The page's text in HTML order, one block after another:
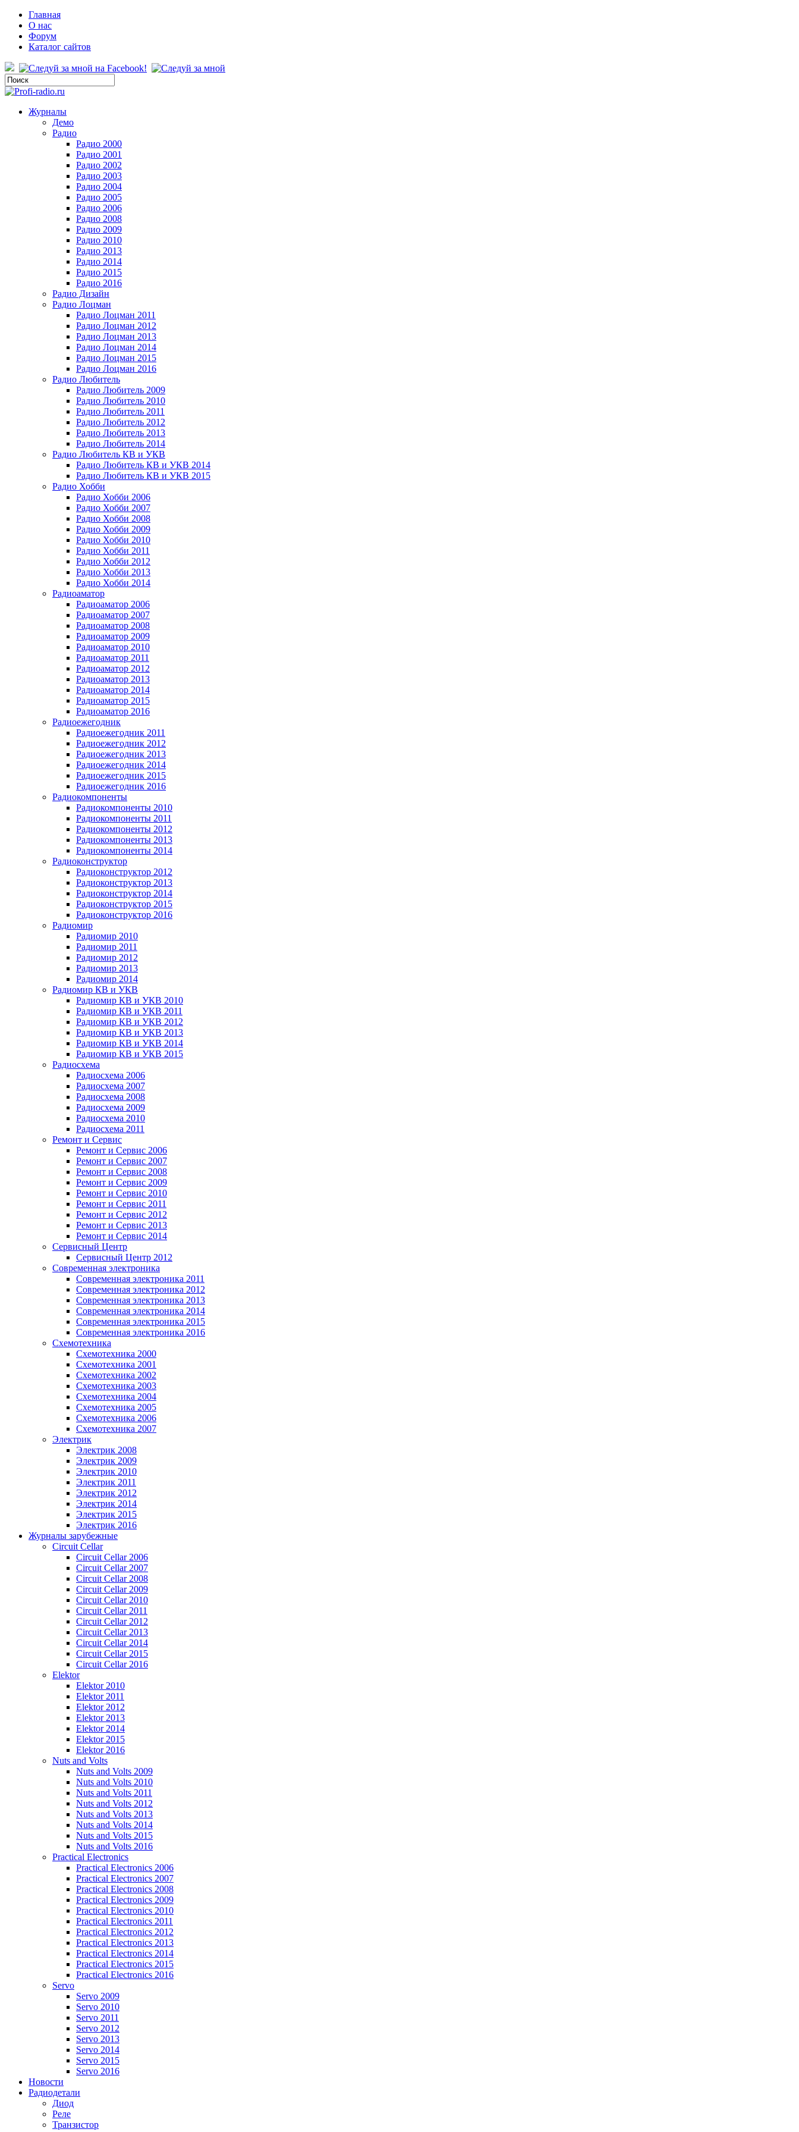
Главная
О нас
Форум
Каталог сайтов
Журналы
Демо
Радио
Радио 2000
Радио 2001
Радио 2002
Радио 2003
Радио 2004
Радио 2005
Радио 2006
Радио 2008
Радио 2009
Радио 2010
Радио 2013
Радио 2014
Радио 2015
Радио 2016
Радио Дизайн
Радио Лоцман
Радио Лоцман 2011
Радио Лоцман 2012
Радио Лоцман 2013
Радио Лоцман 2014
Радио Лоцман 2015
Радио Лоцман 2016
Радио Любитель
Радио Любитель 2009
Радио Любитель 2010
Радио Любитель 2011
Радио Любитель 2012
Радио Любитель 2013
Радио Любитель 2014
Радио Любитель КВ и УКВ
Радио Любитель КВ и УКВ 2014
Радио Любитель КВ и УКВ 2015
Радио Хобби
Радио Хобби 2006
Радио Хобби 2007
Радио Хобби 2008
Радио Хобби 2009
Радио Хобби 2010
Радио Хобби 2011
Радио Хобби 2012
Радио Хобби 2013
Радио Хобби 2014
Радиоаматор
Радиоаматор 2006
Радиоаматор 2007
Радиоаматор 2008
Радиоаматор 2009
Радиоаматор 2010
Радиоаматор 2011
Радиоаматор 2012
Радиоаматор 2013
Радиоаматор 2014
Радиоаматор 2015
Радиоаматор 2016
Радиоежегодник
Радиоежегодник 2011
Радиоежегодник 2012
Радиоежегодник 2013
Радиоежегодник 2014
Радиоежегодник 2015
Радиоежегодник 2016
Радиокомпоненты
Радиокомпоненты 2010
Радиокомпоненты 2011
Радиокомпоненты 2012
Радиокомпоненты 2013
Радиокомпоненты 2014
Радиоконструктор
Радиоконструктор 2012
Радиоконструктор 2013
Радиоконструктор 2014
Радиоконструктор 2015
Радиоконструктор 2016
Радиомир
Радиомир 2010
Радиомир 2011
Радиомир 2012
Радиомир 2013
Радиомир 2014
Радиомир КВ и УКВ
Радиомир КВ и УКВ 2010
Радиомир КВ и УКВ 2011
Радиомир КВ и УКВ 2012
Радиомир КВ и УКВ 2013
Радиомир КВ и УКВ 2014
Радиомир КВ и УКВ 2015
Радиосхема
Радиосхема 2006
Радиосхема 2007
Радиосхема 2008
Радиосхема 2009
Радиосхема 2010
Радиосхема 2011
Ремонт и Сервис
Ремонт и Сервис 2006
Ремонт и Сервис 2007
Ремонт и Сервис 2008
Ремонт и Сервис 2009
Ремонт и Сервис 2010
Ремонт и Сервис 2011
Ремонт и Сервис 2012
Ремонт и Сервис 2013
Ремонт и Сервис 2014
Сервисный Центр
Сервисный Центр 2012
Современная электроника
Современная электроника 2011
Современная электроника 2012
Современная электроника 2013
Современная электроника 2014
Современная электроника 2015
Современная электроника 2016
Схемотехника
Схемотехника 2000
Схемотехника 2001
Схемотехника 2002
Схемотехника 2003
Схемотехника 2004
Схемотехника 2005
Схемотехника 2006
Схемотехника 2007
Электрик
Электрик 2008
Электрик 2009
Электрик 2010
Электрик 2011
Электрик 2012
Электрик 2014
Электрик 2015
Электрик 2016
Журналы зарубежные
Circuit Cellar
Circuit Cellar 2006
Circuit Cellar 2007
Circuit Cellar 2008
Circuit Cellar 2009
Circuit Cellar 2010
Circuit Cellar 2011
Circuit Cellar 2012
Circuit Cellar 2013
Circuit Cellar 2014
Circuit Cellar 2015
Circuit Cellar 2016
Elektor
Elektor 2010
Elektor 2011
Elektor 2012
Elektor 2013
Elektor 2014
Elektor 2015
Elektor 2016
Nuts and Volts
Nuts and Volts 2009
Nuts and Volts 2010
Nuts and Volts 2011
Nuts and Volts 2012
Nuts and Volts 2013
Nuts and Volts 2014
Nuts and Volts 2015
Nuts and Volts 2016
Practical Electronics
Practical Electronics 2006
Practical Electronics 2007
Practical Electronics 2008
Practical Electronics 2009
Practical Electronics 2010
Practical Electronics 2011
Practical Electronics 2012
Practical Electronics 2013
Practical Electronics 2014
Practical Electronics 2015
Practical Electronics 2016
Servo
Servo 2009
Servo 2010
Servo 2011
Servo 2012
Servo 2013
Servo 2014
Servo 2015
Servo 2016
Новости
Радиодетали
Диод
Реле
Транзистор